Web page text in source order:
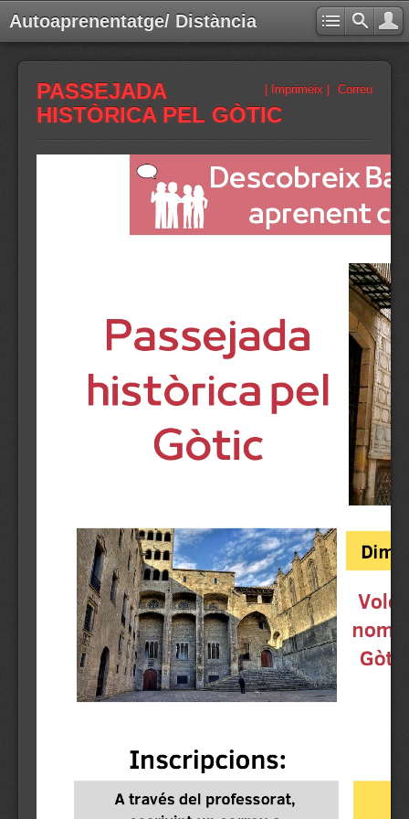
Autoaprenentatge/ Distància
Correu
| Imprimeix |
PASSEJADA
HISTÒRICA PEL GÒTIC